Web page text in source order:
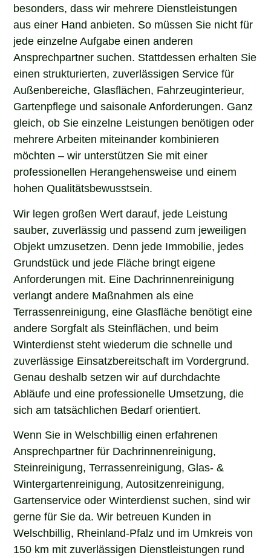
besonders, dass wir mehrere Dienstleistungen
aus einer Hand anbieten. So müssen Sie nicht für
jede einzelne Aufgabe einen anderen
Ansprechpartner suchen. Stattdessen erhalten Sie
einen strukturierten, zuverlässigen Service für
Außenbereiche, Glasflächen, Fahrzeuginterieur,
Gartenpflege und saisonale Anforderungen. Ganz
gleich, ob Sie einzelne Leistungen benötigen oder
mehrere Arbeiten miteinander kombinieren
möchten – wir unterstützen Sie mit einer
professionellen Herangehensweise und einem
hohen Qualitätsbewusstsein.
Wir legen großen Wert darauf, jede Leistung
sauber, zuverlässig und passend zum jeweiligen
Objekt umzusetzen. Denn jede Immobilie, jedes
Grundstück und jede Fläche bringt eigene
Anforderungen mit. Eine Dachrinnenreinigung
verlangt andere Maßnahmen als eine
Terrassenreinigung, eine Glasfläche benötigt eine
andere Sorgfalt als Steinflächen, und beim
Winterdienst steht wiederum die schnelle und
zuverlässige Einsatzbereitschaft im Vordergrund.
Genau deshalb setzen wir auf durchdachte
Abläufe und eine professionelle Umsetzung, die
sich am tatsächlichen Bedarf orientiert.
Wenn Sie in Welschbillig einen erfahrenen
Ansprechpartner für Dachrinnenreinigung,
Steinreinigung, Terrassenreinigung, Glas- &
Wintergartenreinigung, Autositzenreinigung,
Gartenservice oder Winterdienst suchen, sind wir
gerne für Sie da. Wir betreuen Kunden in
Welschbillig, Rheinland-Pfalz und im Umkreis von
150 km mit zuverlässigen Dienstleistungen rund